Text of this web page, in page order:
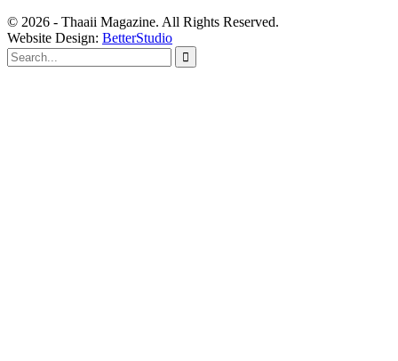
© 2026 - Thaaii Magazine. All Rights Reserved.
Website Design: BetterStudio